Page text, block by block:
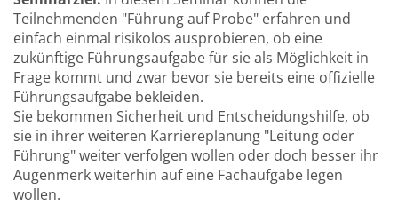
Teilnehmenden "Führung auf Probe" erfahren und
einfach einmal risikolos ausprobieren, ob eine
zukünftige Führungsaufgabe für sie als Möglichkeit in
Frage kommt und zwar bevor sie bereits eine offizielle
Führungsaufgabe bekleiden.
Sie bekommen Sicherheit und Entscheidungshilfe, ob
sie in ihrer weiteren Karriereplanung "Leitung oder
Führung" weiter verfolgen wollen oder doch besser ihr
Augenmerk weiterhin auf eine Fachaufgabe legen
wollen.